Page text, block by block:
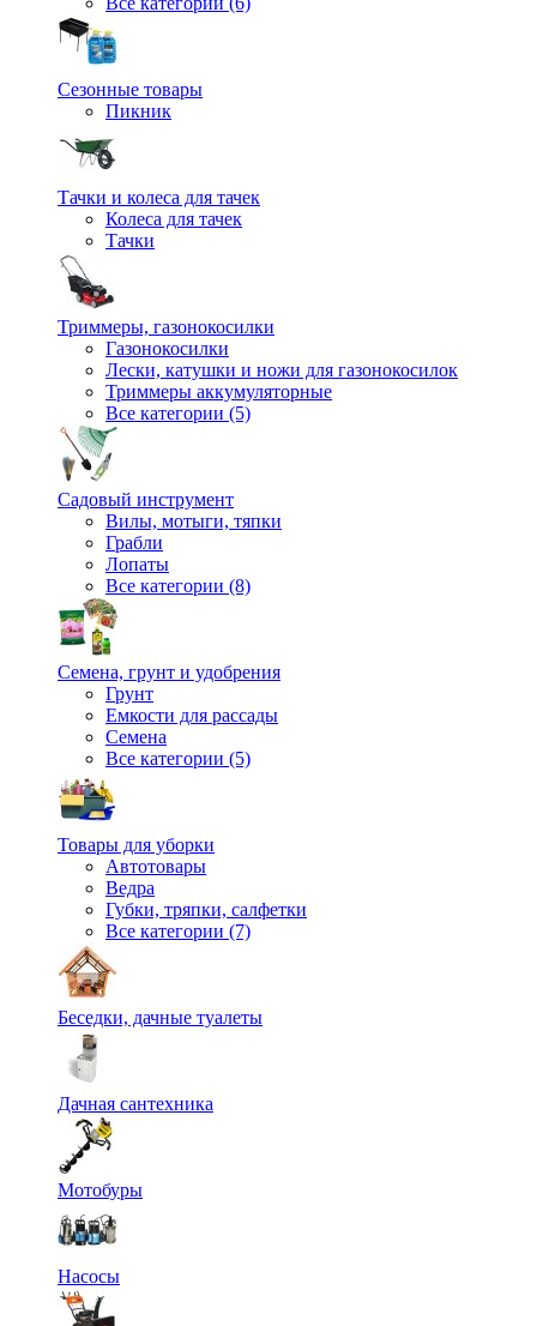
Сезонные товары
Пикник
Тачки и колеса для тачек
Колеса для тачек
Тачки
Триммеры, газонокосилки
Газонокосилки
Лески, катушки и ножи для газонокосилок
Триммеры аккумуляторные
Все категории (5)
Садовый инструмент
Вилы, мотыги, тяпки
Грабли
Лопаты
Все категории (8)
Семена, грунт и удобрения
Грунт
Емкости для рассады
Семена
Все категории (5)
Товары для уборки
Автотовары
Ведра
Губки, тряпки, салфетки
Все категории (7)
Беседки, дачные туалеты
Дачная сантехника
Мотобуры
Насосы